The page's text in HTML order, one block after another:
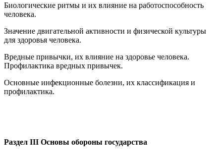
Биологические ритмы и их влияние на работоспособность
человека.
Значение двигательной активности и физической культуры
для здоровья человека.
Вредные привычки, их влияние на здоровье человека.
Профилактика вредных привычек.
Основные инфекционные болезни, их классификация и
профилактика.
Раздел III Основы обороны государства